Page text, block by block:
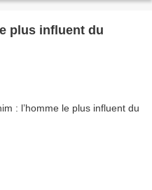
plus influent du